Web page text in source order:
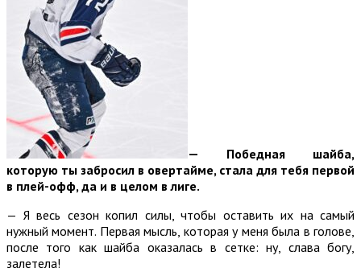
— Победная шайба,
которую ты забросил в овертайме, стала для тебя первой
в плей-офф, да и в целом в лиге.
— Я весь сезон копил силы, чтобы оставить их на самый
нужный момент. Первая мысль, которая у меня была в голове,
после того как шайба оказалась в сетке: ну, слава богу,
залетела!